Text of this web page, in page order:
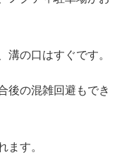
の口はすぐです。
後の混雑回避もでき
す。